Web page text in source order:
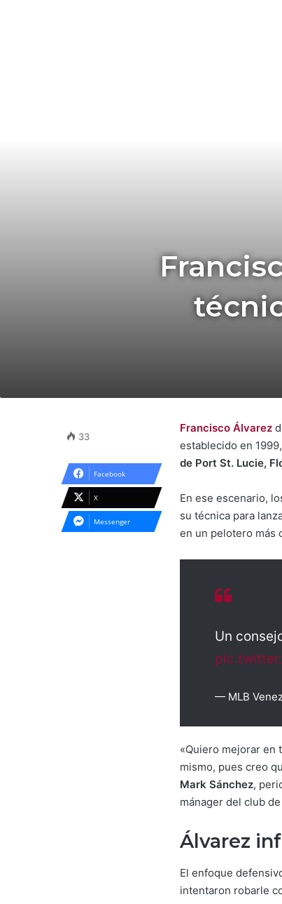
Francisco Álvarez
establecido en
de Port St. Lucie,
En ese escenario,
su técnica para
en un pelotero más
Un
— MLB
«Quiero mejorar en
mismo, pues creo
Mark Sánchez,
mánager del club
Álvarez
El enfoque
intentaron robarle
33
Facebook
X
Messenger